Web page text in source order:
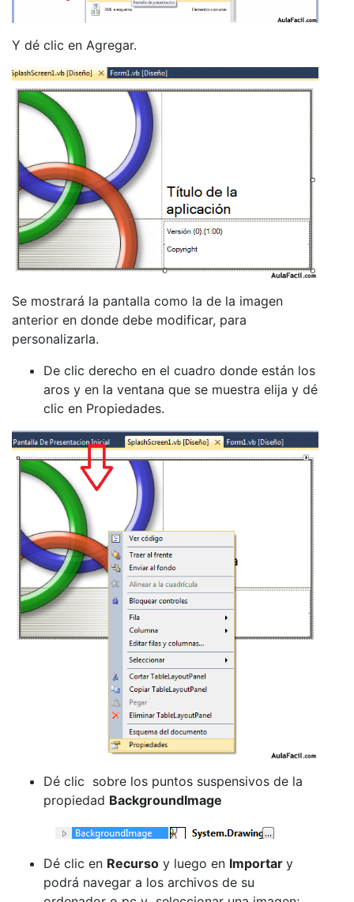
Y dé clic en Agregar.
Se mostrará la pantalla como la de la imagen
anterior en donde debe modificar, para
personalizarla.
De clic derecho en el cuadro donde están los
aros y en la ventana que se muestra elija y dé
clic en Propiedades.
Dé clic sobre los puntos suspensivos de la
propiedad BackgroundImage
Dé clic en Recurso y luego en Importar y
podrá navegar a los archivos de su